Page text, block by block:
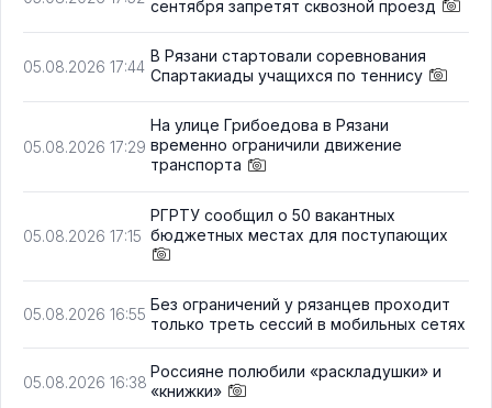
сентября запретят сквозной проезд
05.08.2026 17:44
В Рязани стартовали соревнования
Спартакиады учащихся по теннису
05.08.2026 17:29
На улице Грибоедова в Рязани
временно ограничили движение
транспорта
05.08.2026 17:15
РГРТУ сообщил о 50 вакантных
бюджетных местах для поступающих
05.08.2026 16:55
Без ограничений у рязанцев проходит
только треть сессий в мобильных сетях
05.08.2026 16:38
Россияне полюбили «раскладушки» и
«книжки»